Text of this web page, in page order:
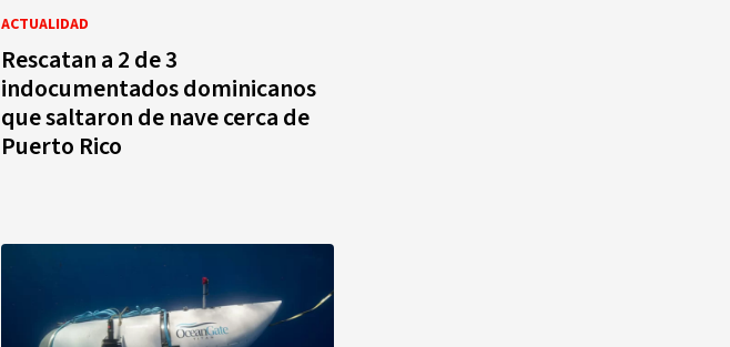
ACTUALIDAD
Rescatan a 2 de 3
indocumentados dominicanos
que saltaron de nave cerca de
Puerto Rico